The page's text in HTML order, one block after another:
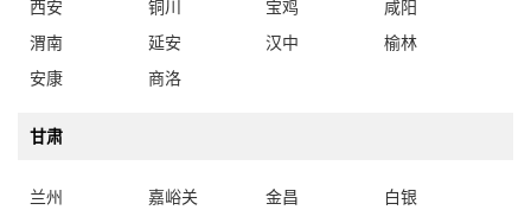
西安 铜川 宝鸡
咸阳
渭南
延安 汉中
榆林
安康
商洛
甘肃
兰州 嘉峪关 金昌
白银